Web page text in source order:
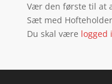
Vær den første til at
Sæt med Hofteholder
Du skal være logged